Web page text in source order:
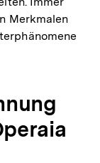
Merkmalen